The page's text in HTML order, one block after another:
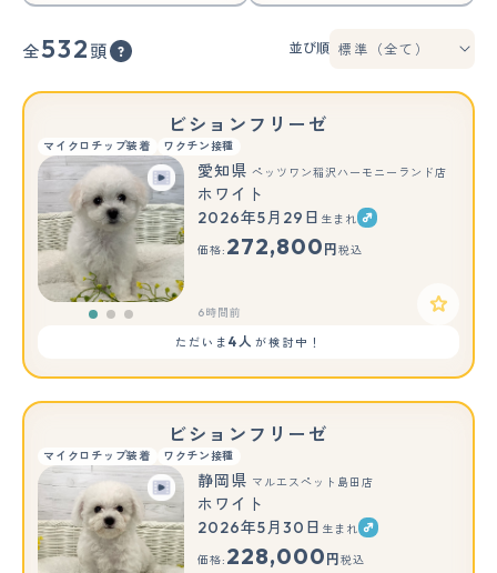
全532 頭 並び順
ビションフリーゼ
マイクロチップ装着 ワクチン接種
もっと見る
愛知県 ペッツワン稲沢ハーモニーランド店
ホワイト
2026年5月29日 生まれ
価格: 272,800 円 税込
6時間前
ただいま4人 が検討中！
ビションフリーゼ
マイクロチップ装着 ワクチン接種
もっと見る
静岡県 マルエスペット島田店
ホワイト
2026年5月30日 生まれ
価格: 228,000 円 税込